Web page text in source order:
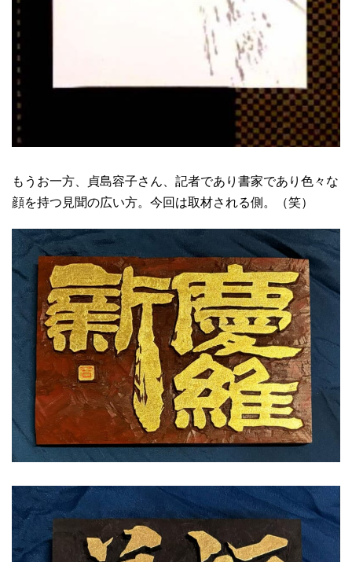
もうお一方、貞島容子さん、記者であり書家であり色々な
顔を持つ見聞の広い方。今回は取材される側。（笑）